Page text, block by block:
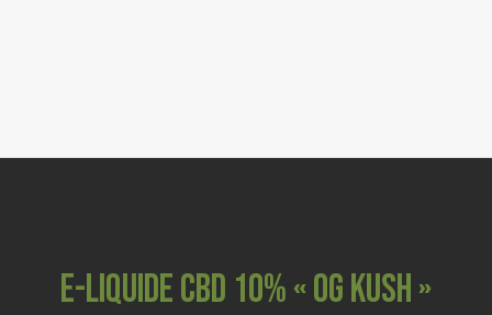
RESINES & POLLEN CBD
E-LIQUIDE CBD 10% « OG KUSH »